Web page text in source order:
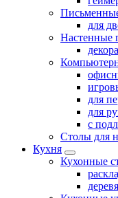
для
Настенные
для
для
с
Столы для
Кухня
Кухонные